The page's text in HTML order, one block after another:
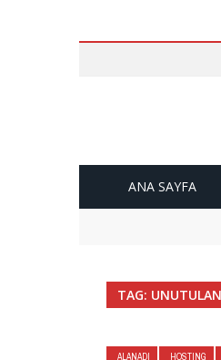
ANA SAYFA
ESAS MİMARLIK
TAG: UNUTULAN
ALANADI HOSTING